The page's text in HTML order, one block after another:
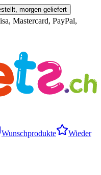
morgen geliefert
Mastercard, PayPal,
Wunschprodukte
Wieder